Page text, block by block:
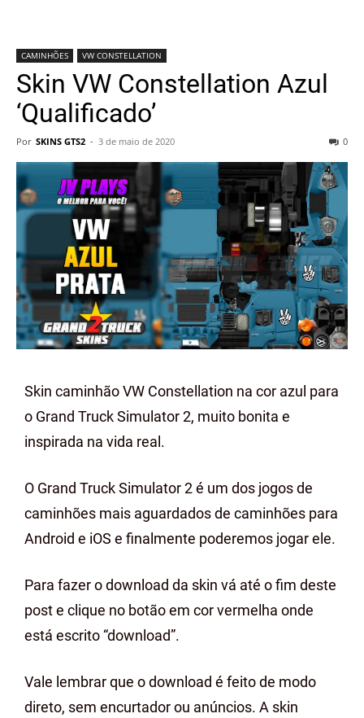
CAMINHÕES VW CONSTELLATION
Skin VW Constellation Azul
‘Qualificado’
Por SKINS GTS2 - 3 de maio de 2020 0
Skin caminhão VW Constellation na cor azul para
o Grand Truck Simulator 2, muito bonita e
inspirada na vida real.
O Grand Truck Simulator 2 é um dos jogos de
caminhões mais aguardados de caminhões para
Android e iOS e finalmente poderemos jogar ele.
Para fazer o download da skin vá até o fim deste
post e clique no botão em cor vermelha onde
está escrito “download”.
Vale lembrar que o download é feito de modo
direto, sem encurtador ou anúncios. A skin